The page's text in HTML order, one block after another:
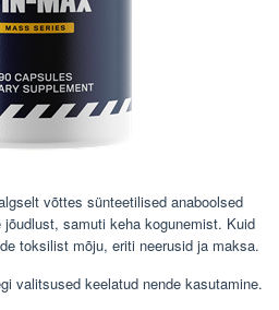
võttes sünteetilised anaboolsed
samuti keha kogunemist. Kuid
toksilist mõju, eriti neerusid ja maksa.
valitsused keelatud nende kasutamine.